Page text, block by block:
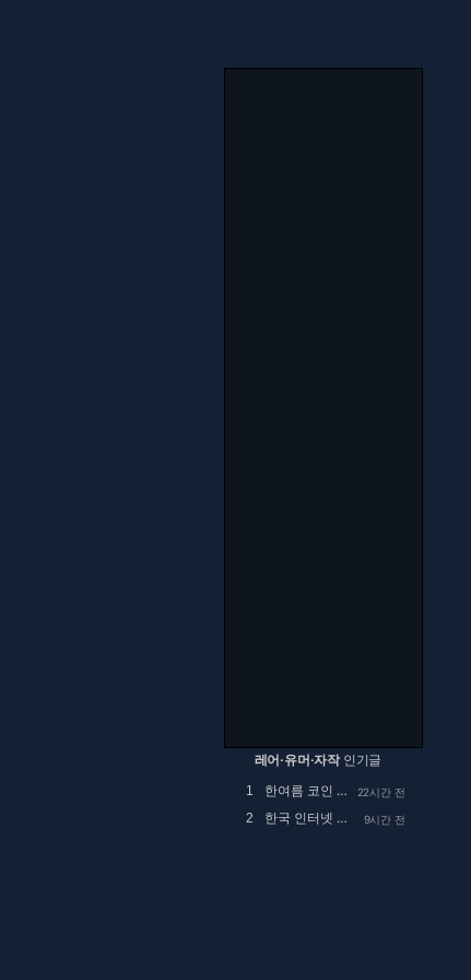
레어·유머·자작인기글
1 한여름 코인 세탁소에서 목격했던 사건.manhwa 22시간 전
2 한국 인터넷 검열 근황.jpg 9시간 전